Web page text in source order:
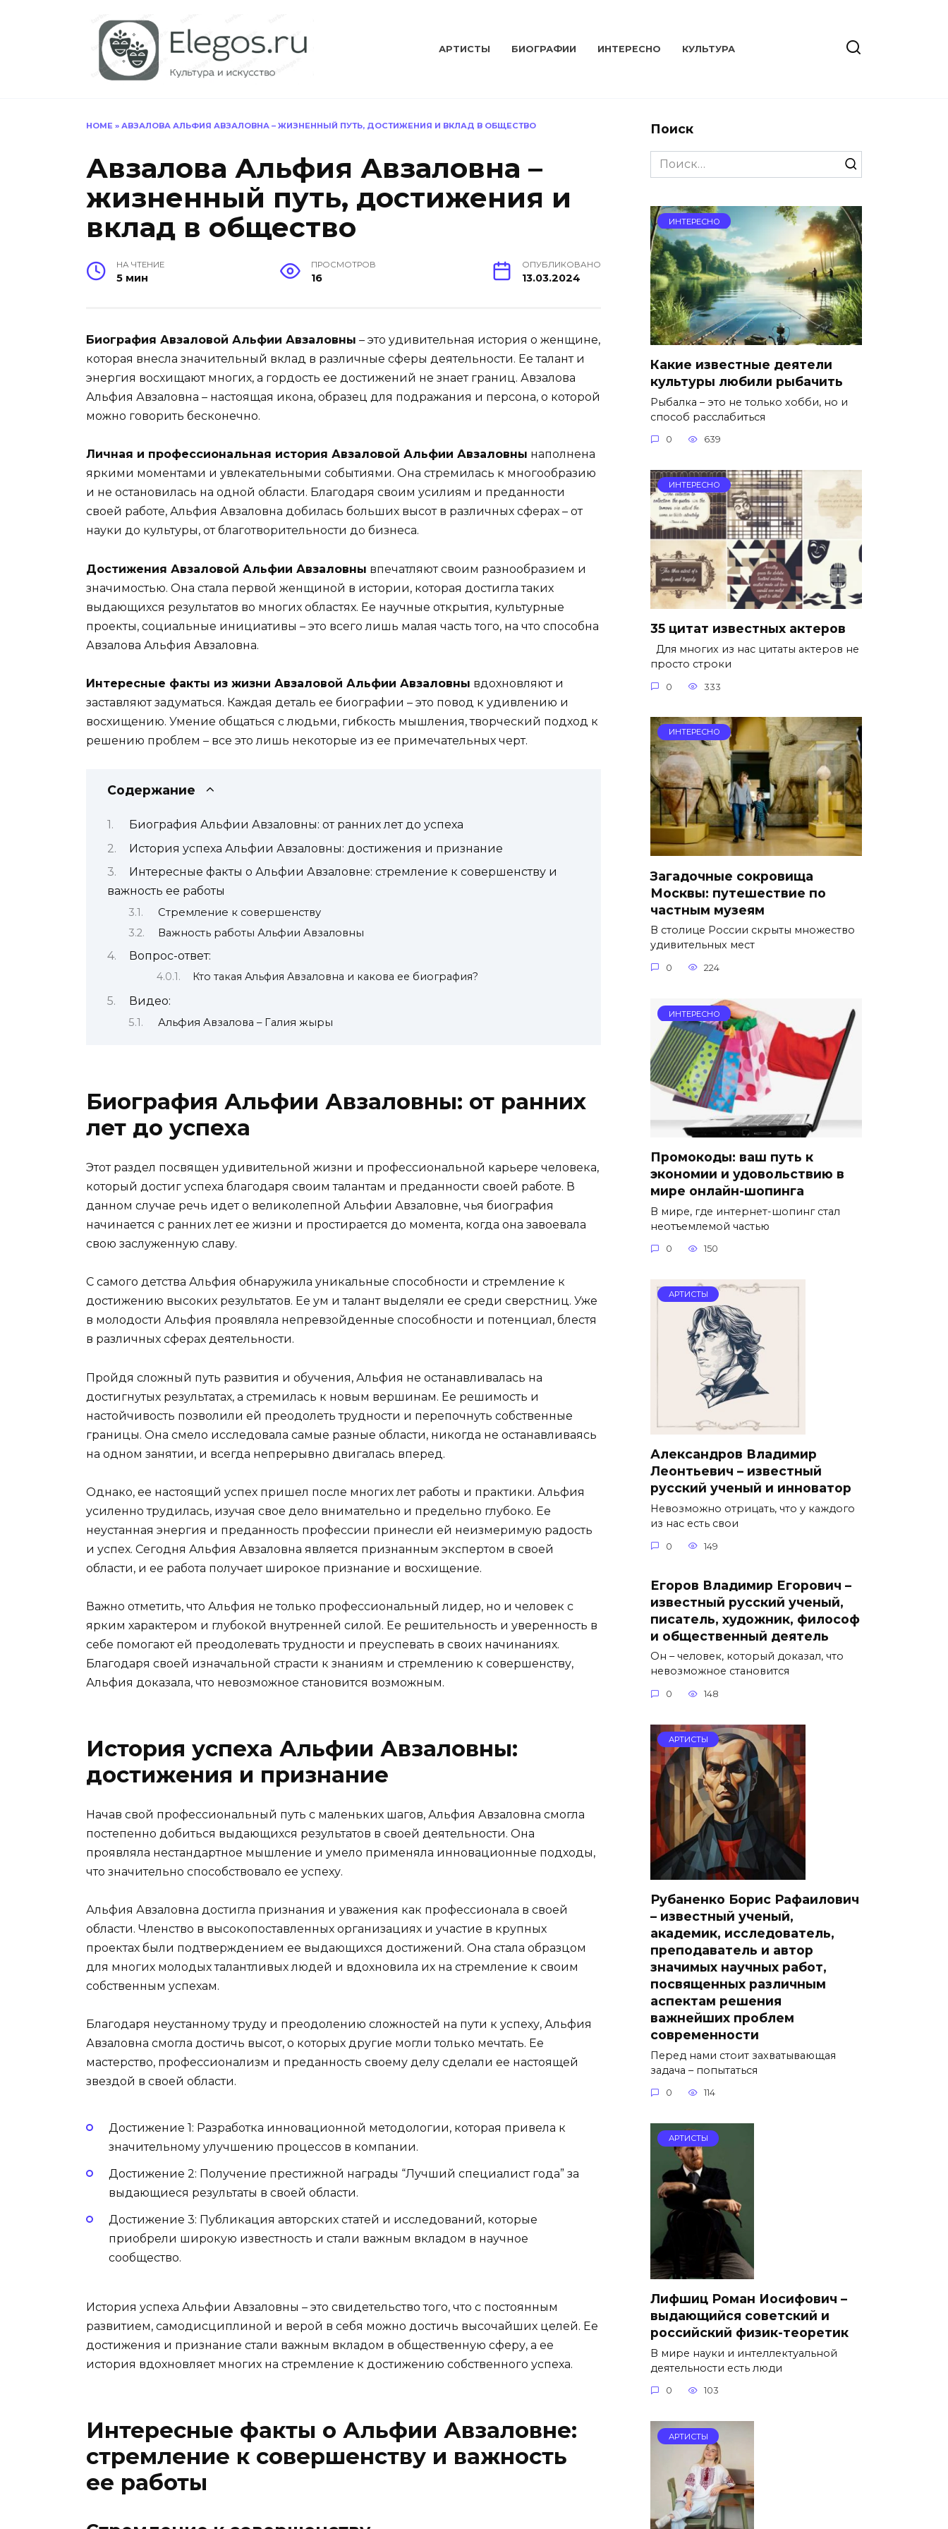
АРТИСТЫ БИОГРАФИИ ИНТЕРЕСНО КУЛЬТУРА
HOME » АВЗАЛОВА АЛЬФИЯ АВЗАЛОВНА – ЖИЗНЕННЫЙ ПУТЬ, ДОСТИЖЕНИЯ И ВКЛАД В ОБЩЕСТВО
Авзалова Альфия Авзаловна –
жизненный путь, достижения и
вклад в общество
НА ЧТЕНИЕ
5 мин
ПРОСМОТРОВ
16
ОПУБЛИКОВАНО
13.03.2024
Биография Авзаловой Альфии Авзаловны – это удивительная история о женщине,
которая внесла значительный вклад в различные сферы деятельности. Ее талант и
энергия восхищают многих, а гордость ее достижений не знает границ. Авзалова
Альфия Авзаловна – настоящая икона, образец для подражания и персона, о которой
можно говорить бесконечно.
Личная и профессиональная история Авзаловой Альфии Авзаловны наполнена
яркими моментами и увлекательными событиями. Она стремилась к многообразию
и не остановилась на одной области. Благодаря своим усилиям и преданности
своей работе, Альфия Авзаловна добилась больших высот в различных сферах – от
науки до культуры, от благотворительности до бизнеса.
Достижения Авзаловой Альфии Авзаловны впечатляют своим разнообразием и
значимостью. Она стала первой женщиной в истории, которая достигла таких
выдающихся результатов во многих областях. Ее научные открытия, культурные
проекты, социальные инициативы – это всего лишь малая часть того, на что способна
Авзалова Альфия Авзаловна.
Интересные факты из жизни Авзаловой Альфии Авзаловны вдохновляют и
заставляют задуматься. Каждая деталь ее биографии – это повод к удивлению и
восхищению. Умение общаться с людьми, гибкость мышления, творческий подход к
решению проблем – все это лишь некоторые из ее примечательных черт.
Содержание
Биография Альфии Авзаловны: от ранних лет до успеха
История успеха Альфии Авзаловны: достижения и признание
Интересные факты о Альфии Авзаловне: стремление к совершенству и
важность ее работы
Стремление к совершенству
Важность работы Альфии Авзаловны
Вопрос-ответ:
Кто такая Альфия Авзаловна и какова ее биография?
Видео:
Альфия Авзалова – Галия жыры
Биография Альфии Авзаловны: от ранних
лет до успеха
Этот раздел посвящен удивительной жизни и профессиональной карьере человека,
который достиг успеха благодаря своим талантам и преданности своей работе. В
данном случае речь идет о великолепной Альфии Авзаловне, чья биография
начинается с ранних лет ее жизни и простирается до момента, когда она завоевала
свою заслуженную славу.
С самого детства Альфия обнаружила уникальные способности и стремление к
достижению высоких результатов. Ее ум и талант выделяли ее среди сверстниц. Уже
в молодости Альфия проявляла непревзойденные способности и потенциал, блестя
в различных сферах деятельности.
Пройдя сложный путь развития и обучения, Альфия не останавливалась на
достигнутых результатах, а стремилась к новым вершинам. Ее решимость и
настойчивость позволили ей преодолеть трудности и перепочнуть собственные
границы. Она смело исследовала самые разные области, никогда не останавливаясь
на одном занятии, и всегда непрерывно двигалась вперед.
Однако, ее настоящий успех пришел после многих лет работы и практики. Альфия
усиленно трудилась, изучая свое дело внимательно и предельно глубоко. Ее
неустанная энергия и преданность профессии принесли ей неизмеримую радость
и успех. Сегодня Альфия Авзаловна является признанным экспертом в своей
области, и ее работа получает широкое признание и восхищение.
Важно отметить, что Альфия не только профессиональный лидер, но и человек с
ярким характером и глубокой внутренней силой. Ее решительность и уверенность в
себе помогают ей преодолевать трудности и преуспевать в своих начинаниях.
Благодаря своей изначальной страсти к знаниям и стремлению к совершенству,
Альфия доказала, что невозможное становится возможным.
История успеха Альфии Авзаловны:
достижения и признание
Начав свой профессиональный путь с маленьких шагов, Альфия Авзаловна смогла
постепенно добиться выдающихся результатов в своей деятельности. Она
проявляла нестандартное мышление и умело применяла инновационные подходы,
что значительно способствовало ее успеху.
Альфия Авзаловна достигла признания и уважения как профессионала в своей
области. Членство в высокопоставленных организациях и участие в крупных
проектах были подтверждением ее выдающихся достижений. Она стала образцом
для многих молодых талантливых людей и вдохновила их на стремление к своим
собственным успехам.
Благодаря неустанному труду и преодолению сложностей на пути к успеху, Альфия
Авзаловна смогла достичь высот, о которых другие могли только мечтать. Ее
мастерство, профессионализм и преданность своему делу сделали ее настоящей
звездой в своей области.
Достижение 1: Разработка инновационной методологии, которая привела к
значительному улучшению процессов в компании.
Достижение 2: Получение престижной награды “Лучший специалист года” за
выдающиеся результаты в своей области.
Достижение 3: Публикация авторских статей и исследований, которые
приобрели широкую известность и стали важным вкладом в научное
сообщество.
История успеха Альфии Авзаловны – это свидетельство того, что с постоянным
развитием, самодисциплиной и верой в себя можно достичь высочайших целей. Ее
достижения и признание стали важным вкладом в общественную сферу, а ее
история вдохновляет многих на стремление к достижению собственного успеха.
Интересные факты о Альфии Авзаловне:
стремление к совершенству и важность
ее работы
Поиск
Search
for:
ИНТЕРЕСНО
Какие известные деятели
культуры любили рыбачить
Рыбалка – это не только хобби, но и
способ расслабиться
0 639
ИНТЕРЕСНО
35 цитат известных актеров
Для многих из нас цитаты актеров не
просто строки
0 333
ИНТЕРЕСНО
Загадочные сокровища
Москвы: путешествие по
частным музеям
В столице России скрыты множество
удивительных мест
0 224
ИНТЕРЕСНО
Промокоды: ваш путь к
экономии и удовольствию в
мире онлайн-шопинга
В мире, где интернет-шопинг стал
неотъемлемой частью
0 150
АРТИСТЫ
Александров Владимир
Леонтьевич – известный
русский ученый и инноватор
Невозможно отрицать, что у каждого
из нас есть свои
0 149
Егоров Владимир Егорович –
известный русский ученый,
писатель, художник, философ
и общественный деятель
Он – человек, который доказал, что
невозможное становится
0 148
АРТИСТЫ
Рубаненко Борис Рафаилович
– известный ученый,
академик, исследователь,
преподаватель и автор
значимых научных работ,
посвященных различным
аспектам решения
важнейших проблем
современности
Перед нами стоит захватывающая
задача – попытаться
0 114
АРТИСТЫ
Лифшиц Роман Иосифович –
выдающийся советский и
российский физик-теоретик
В мире науки и интеллектуальной
деятельности есть люди
0 103
АРТИСТЫ